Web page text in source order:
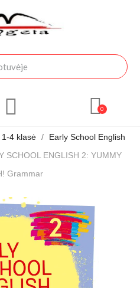
1-4 klasė
Early School English
SCHOOL ENGLISH 2: YUMMY
Grammar